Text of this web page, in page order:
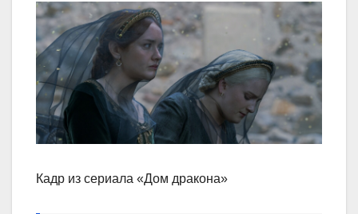
Кадр из сериала «Дом дракона»